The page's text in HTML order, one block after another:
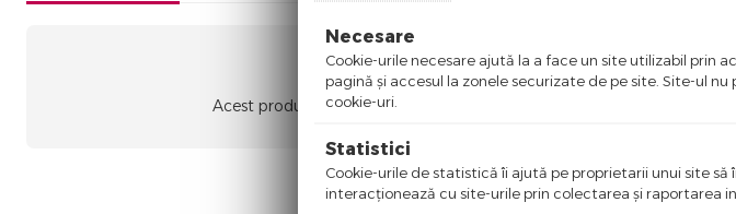
Nici o recenzie
Acest produs nu a adunat recenzii. Fii primul care scrie ceva bun despre
Necesare
Cookie-urile necesare ajută la a face un site utilizabil prin
pagină şi accesul la zonele securizate de pe site. Site-ul
cookie-uri.
Statistici
Cookie-urile de statistică îi ajută pe proprietarii unui site
interacţionează cu site-urile prin colectarea şi raportarea